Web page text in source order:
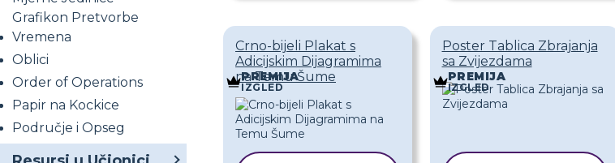
Grafikon Pretvorbe
Vremena
Oblici
Order of Operations
Papir na Kockice
Područje i Opseg
Crno-bijeli Plakat s
Adicijskim Dijagramima
na Temu Šume
PREMIJA
IZGLED
Poster Tablica Zbrajanja
sa Zvijezdama
PREMIJA
IZGLED